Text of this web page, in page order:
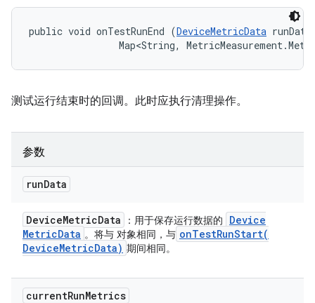
public void onTestRunEnd (DeviceMetricData
Map<String,
测试运行结束时的回调。此时应执行清理操作。
参数
runData
DeviceMetricData ：用于保存运行数据的
Device
MetricData 。将与 对象相同，与 onTestRunStart(
DeviceMetricData) 期间相同。
currentRunMetrics